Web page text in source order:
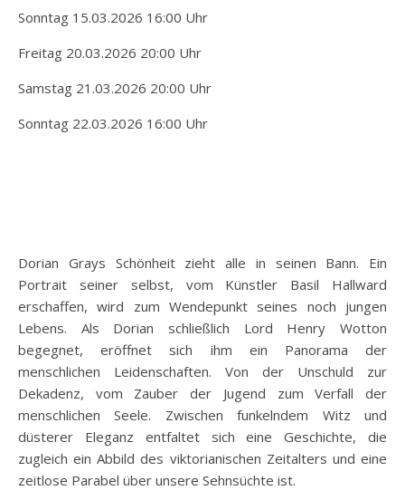
Sonntag 15.03.2026 16:00 Uhr
Freitag 20.03.2026 20:00 Uhr
Samstag 21.03.2026 20:00 Uhr
Sonntag 22.03.2026 16:00 Uhr
Dorian Grays Schönheit zieht alle in seinen Bann. Ein
Portrait seiner selbst, vom Künstler Basil Hallward
erschaffen, wird zum Wendepunkt seines noch jungen
Lebens. Als Dorian schließlich Lord Henry Wotton
begegnet, eröffnet sich ihm ein Panorama der
menschlichen Leidenschaften. Von der Unschuld zur
Dekadenz, vom Zauber der Jugend zum Verfall der
menschlichen Seele. Zwischen funkelndem Witz und
düsterer Eleganz entfaltet sich eine Geschichte, die
zugleich ein Abbild des viktorianischen Zeitalters und eine
zeitlose Parabel über unsere Sehnsüchte ist.